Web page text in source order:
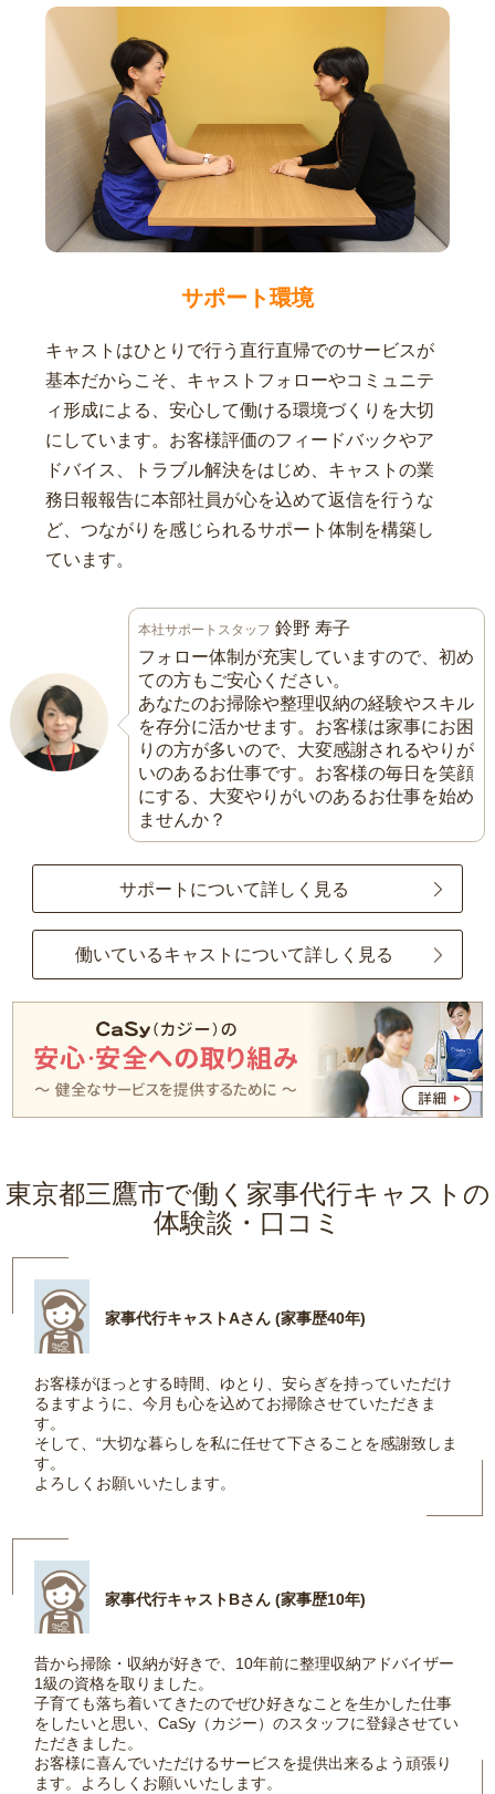
サポート環境
キャストはひとりで行う直行直帰でのサービスが
基本だからこそ、キャストフォローやコミュニテ
ィ形成による、安心して働ける環境づくりを大切
にしています。お客様評価のフィードバックやア
ドバイス、トラブル解決をはじめ、キャストの業
務日報報告に本部社員が心を込めて返信を行うな
ど、つながりを感じられるサポート体制を構築し
ています。
本社サポートスタッフ 鈴野 寿子
フォロー体制が充実していますので、初め
ての方もご安心ください。
あなたのお掃除や整理収納の経験やスキル
を存分に活かせます。お客様は家事にお困
りの方が多いので、大変感謝されるやりが
いのあるお仕事です。お客様の毎日を笑顔
にする、大変やりがいのあるお仕事を始め
ませんか？
サポートについて詳しく見る
働いているキャストについて詳しく見る
東京都三鷹市で働く家事代行キャストの
体験談・口コミ
家事代行キャストAさん (家事歴40年)
お客様がほっとする時間、ゆとり、安らぎを持っていただけ
るますように、今月も心を込めてお掃除させていただきま
す。
そして、“大切な暮らしを私に任せて下さることを感謝致しま
す。
よろしくお願いいたします。
家事代行キャストBさん (家事歴10年)
昔から掃除・収納が好きで、10年前に整理収納アドバイザー
1級の資格を取りました。
子育ても落ち着いてきたのでぜひ好きなことを生かした仕事
をしたいと思い、CaSy（カジー）のスタッフに登録させてい
ただきました。
お客様に喜んでいただけるサービスを提供出来るよう頑張り
ます。よろしくお願いいたします。